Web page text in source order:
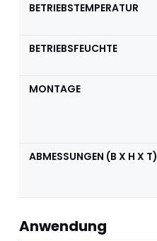
BETRIEBSTEMPERATUR
BETRIEBSFEUCHTE
MONTAGE
ABMESSUNGEN (B X H X T)
Anwendung